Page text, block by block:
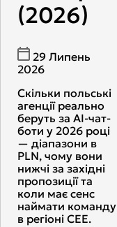
(2026)
29 Липень
2026
Скільки польські
агенції реально
беруть за AI-чат-
боти у 2026 році
— діапазони в
PLN, чому вони
нижчі за західні
пропозиції та
коли має сенс
наймати команду
в регіоні CEE.